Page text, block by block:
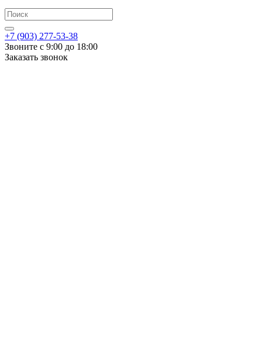
+7 (903) 277-53-38
Звоните с 9:00 до 18:00
Заказать звонок